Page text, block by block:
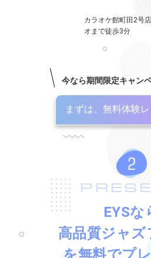
カラオケ館町田2号
オまで徒歩3分
今なら期間限定キャン
まずは、無料体験
EYSな
高品質ジャズ
を無料でプ